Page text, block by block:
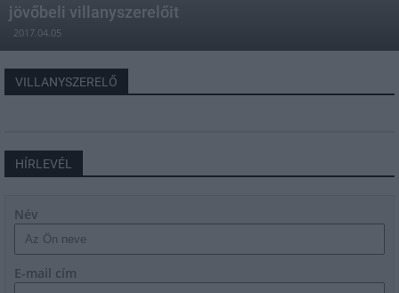
jövőbeli villanyszerelőit
2017.04.05
VILLANYSZERELŐ
HÍRLEVÉL
Név
E-mail cím